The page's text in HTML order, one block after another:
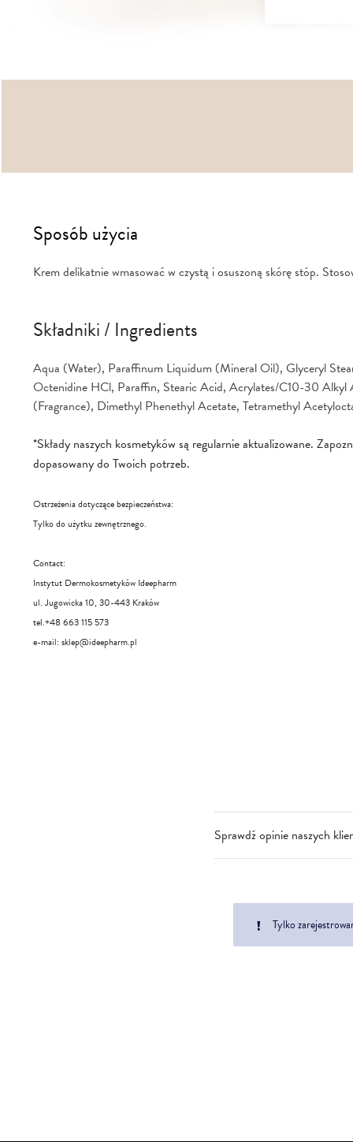
Sposób użycia
Krem delikatnie wmasować w czystą i osuszoną skórę stóp.
Składniki / Ingredients
Aqua (Water), Paraffinum Liquidum (Mineral Oil), Glyceryl
Octenidine HCl, Paraffin, Stearic Acid, Acrylates/C10-30 Alkyl
(Fragrance), Dimethyl Phenethyl Acetate, Tetramethyl
*Składy naszych kosmetyków są regularnie aktualizowane.
dopasowany do Twoich potrzeb.
Ostrzeżenia dotyczące bezpieczeństwa:
Tylko do użytku zewnętrznego.
Contact:
Instytut Dermokosmetyków Ideepharm
ul. Jugowicka 10, 30-443 Kraków
tel.+48 663 115 573
e-mail: sklep@ideepharm.pl
Sprawdź opinie naszych
Tylko